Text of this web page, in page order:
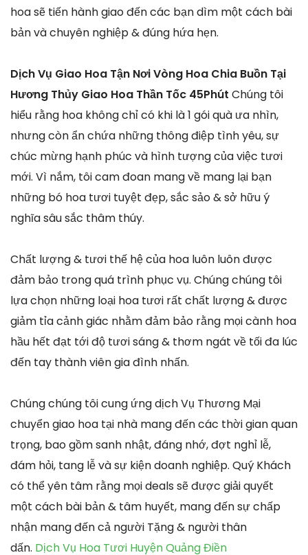
hoa sẽ tiến hành giao đến các bạn dìm một cách bài
bản và chuyên nghiệp & đúng hứa hẹn.
Dịch Vụ Giao Hoa Tận Nơi Vòng Hoa Chia Buồn Tại
Hương Thủy Giao Hoa Thần Tốc 45Phút Chúng tôi
hiểu rằng hoa không chỉ có khi là 1 gói quà ưa nhìn,
nhưng còn ẩn chứa những thông điệp tình yêu, sự
chúc mừng hạnh phúc và hình tượng của việc tươi
mới. Vì nắm, tôi cam đoan mang về mang lại bạn
những bó hoa tươi tuyệt đẹp, sắc sảo & sở hữu ý
nghĩa sâu sắc thâm thúy.
Chất lượng & tươi thế hệ của hoa luôn luôn được
đảm bảo trong quá trình phục vụ. Chúng chúng tôi
lựa chọn những loại hoa tươi rất chất lượng & được
giảm tỉa cảnh giác nhằm đảm bảo rằng mọi cành hoa
hầu hết đạt tới độ tươi sáng & thơm ngát về tối đa lúc
đến tay thành viên gia đình nhấn.
Chúng chúng tôi cung ứng dịch Vụ Thương Mại
chuyển giao hoa tại nhà mang đến các thời gian quan
trọng, bao gồm sanh nhật, đáng nhớ, đợt nghỉ lễ,
đám hỏi, tang lễ và sự kiện doanh nghiệp. Quý Khách
có thể yên tâm rằng mọi deals sẽ được giải quyết
một cách bài bản & tâm huyết, mang đến sự chấp
nhận mang đến cả người Tặng & người thân
dấn. Dịch Vụ Hoa Tươi Huyện Quảng Điền